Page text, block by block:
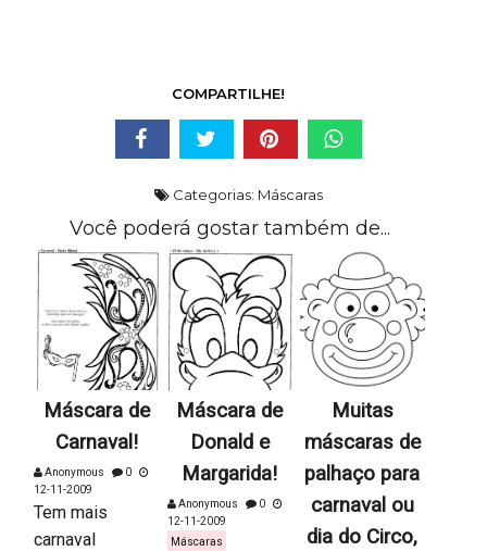
COMPARTILHE!
Categorias: Máscaras
Você poderá gostar também de...
Máscara de
Carnaval!
Anonymous
0
12-11-2009
Tem mais
carnaval
Máscara de
Donald e
Margarida!
Anonymous
0
12-11-2009
Máscaras
Muitas
máscaras de
palhaço para
carnaval ou
dia do Circo,